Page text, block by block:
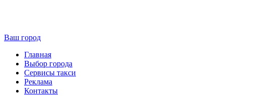
Ваш город
Главная
Выбор города
Сервисы такси
Реклама
Контакты